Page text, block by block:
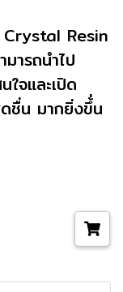
Crystal Resin
ารถนำไป
ใจและเปิด
ชื่น มากยิ่งขึ้่น